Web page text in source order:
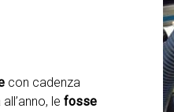
con cadenza
le fosse